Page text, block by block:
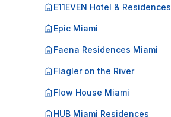
E11EVEN Hotel & Residences
Epic Miami
Faena Residences Miami
Flagler on the River
Flow House Miami
HUB Miami Residences